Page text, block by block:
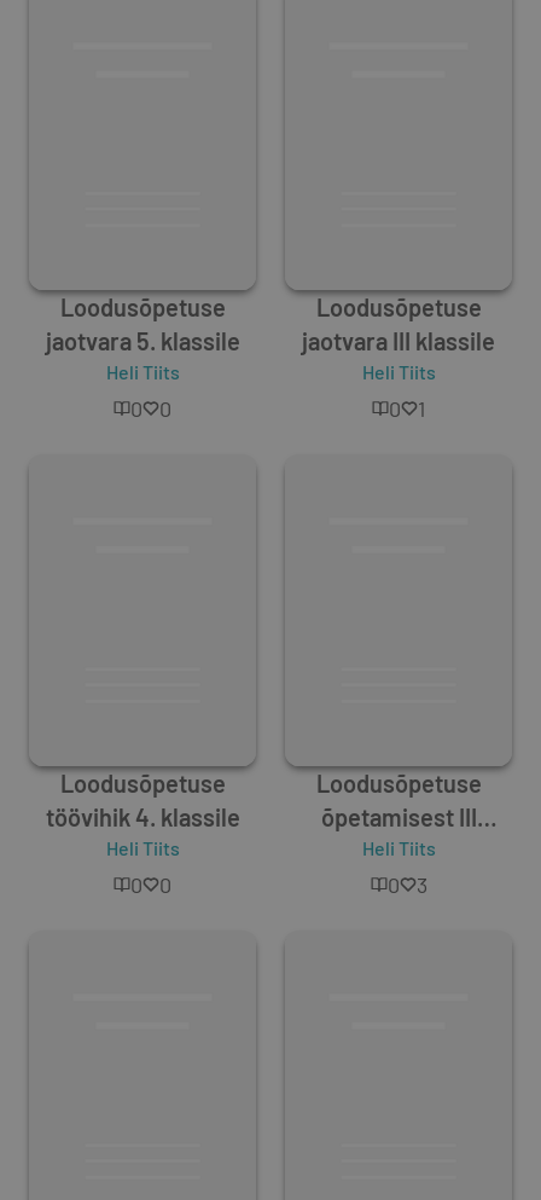
Loodusõpetuse
jaotvara 5. klassile
Heli Tiits
0 0
Loodusõpetuse
jaotvara III klassile
Heli Tiits
0 1
Loodusõpetuse
töövihik 4. klassile
Heli Tiits
0 0
Loodusõpetuse
õpetamisest III
klassis
Heli Tiits
0 3